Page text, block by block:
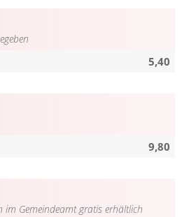
5,40
9,80
im Gemeindeamt gratis erhältlich